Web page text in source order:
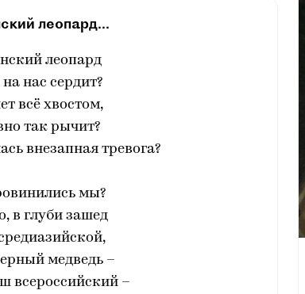
леопард...
леопард
на нас сердит?
всё хвостом,
так рычит?
внезапная тревога?
мы?
в глуби зашед
медведь –
всероссийский –